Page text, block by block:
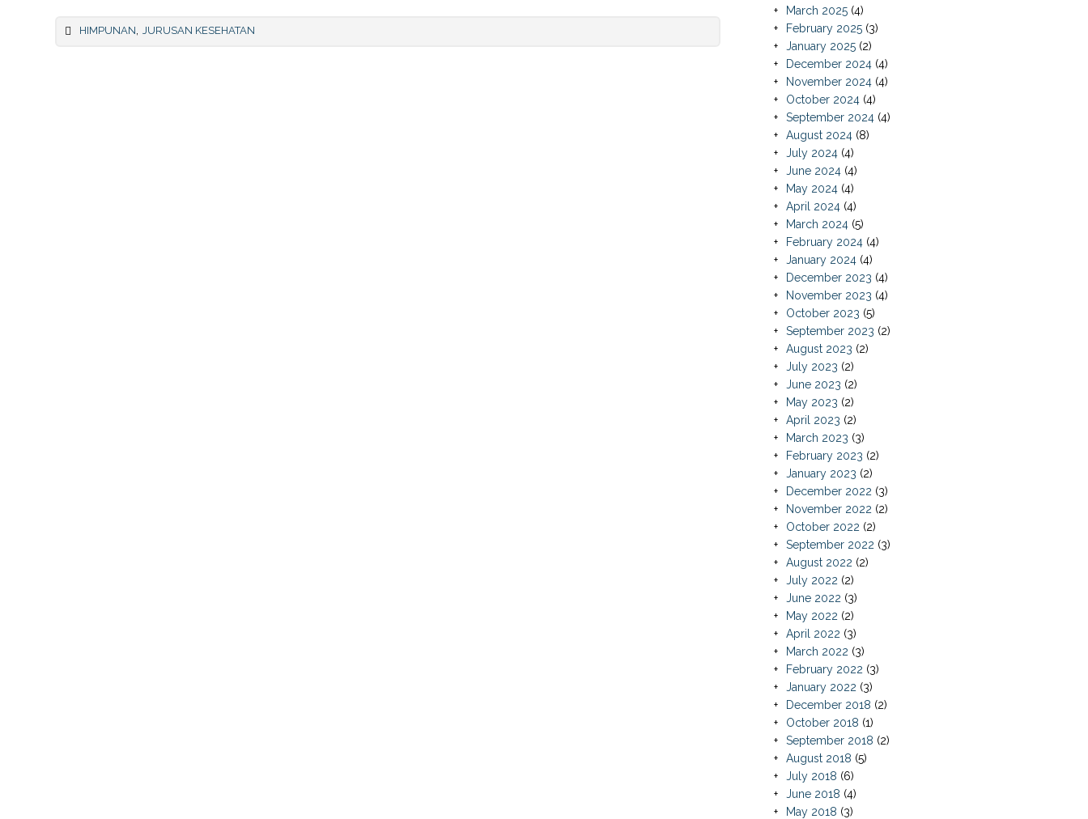
HIMPUNAN JURUSAN KESEHATAN
March 2025 (4)
February 2025 (3)
January 2025 (2)
December 2024 (4)
November 2024 (4)
October 2024 (4)
September 2024 (4)
August 2024 (8)
July 2024 (4)
June 2024 (4)
May 2024 (4)
April 2024 (4)
March 2024 (5)
February 2024 (4)
January 2024 (4)
December 2023 (4)
November 2023 (4)
October 2023 (5)
September 2023 (2)
August 2023 (2)
July 2023 (2)
June 2023 (2)
May 2023 (2)
April 2023 (2)
March 2023 (3)
February 2023 (2)
January 2023 (2)
December 2022 (3)
November 2022 (2)
October 2022 (2)
September 2022 (3)
August 2022 (2)
July 2022 (2)
June 2022 (3)
May 2022 (2)
April 2022 (3)
March 2022 (3)
February 2022 (3)
January 2022 (3)
December 2018 (2)
October 2018 (1)
September 2018 (2)
August 2018 (5)
July 2018 (6)
June 2018 (4)
May 2018 (3)